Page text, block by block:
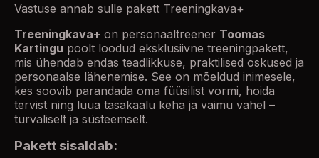
Vastuse annab sulle pakett Treeningkava+
Treeningkava+ on personaaltreener Toomas
Kartingu poolt loodud eksklusiivne treeningpakett,
mis ühendab endas teadlikkuse, praktilised oskused ja
personaalse lähenemise. See on mõeldud inimesele,
kes soovib parandada oma füüsilist vormi, hoida
tervist ning luua tasakaalu keha ja vaimu vahel –
turvaliselt ja süsteemselt.
Pakett sisaldab: